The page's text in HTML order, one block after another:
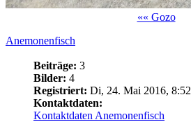
«« Gozo
Anemonenfisch
Beiträge: 3
Bilder: 4
Registriert: Di, 24. Mai 2016, 8:52
Kontaktdaten:
Kontaktdaten Anemonenfisch